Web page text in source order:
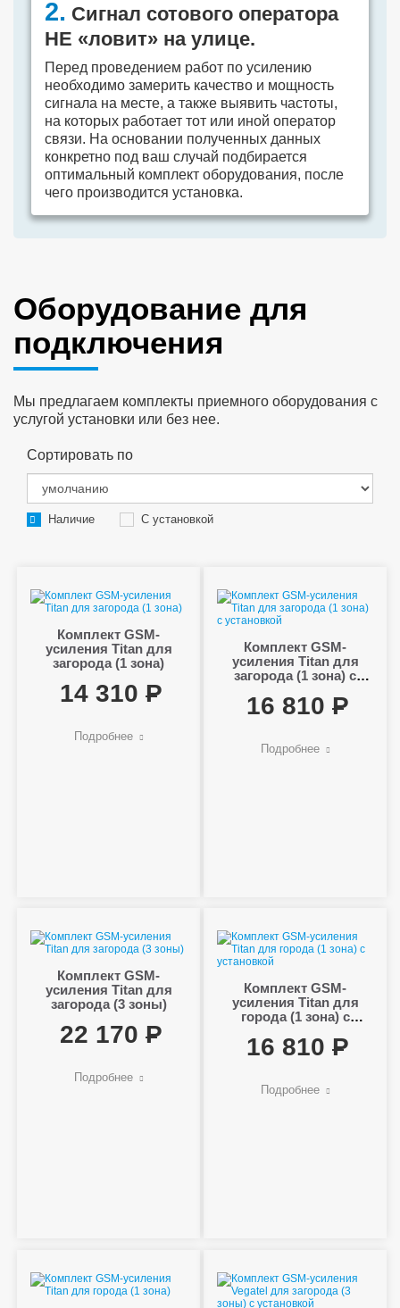
2. Сигнал сотового оператора
НЕ «ловит» на улице.
Перед проведением работ по усилению
необходимо замерить качество и мощность
сигнала на месте, а также выявить частоты,
на которых работает тот или иной оператор
связи. На основании полученных данных
конкретно под ваш случай подбирается
оптимальный комплект оборудования, после
чего производится установка.
Оборудование для
подключения
Мы предлагаем комплекты приемного оборудования с
услугой установки или без нее.
Сортировать по
Наличие С установкой
Комплект GSM-
усиления Titan для
загорода (1 зона)
14 310
Подробнее
Комплект GSM-
усиления Titan для
загорода (1 зона) с
16 810
Подробнее
Комплект GSM-
усиления Titan для
загорода (3 зоны)
22 170
Подробнее
Комплект GSM-
усиления Titan для
города (1 зона) с
16 810
Подробнее